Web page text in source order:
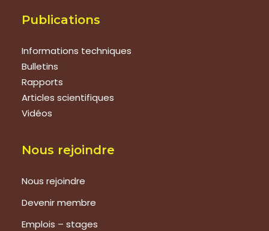
Publications
Informations techniques
Bulletins
Rapports
Articles scientifiques
Vidéos
Nous rejoindre
Nous rejoindre
Devenir membre
Emplois – stages